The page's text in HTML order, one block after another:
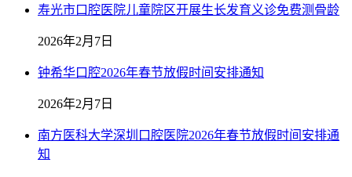
寿光市口腔医院儿童院区开展生长发育义诊免费测骨龄
2026年2月7日
钟希华口腔2026年春节放假时间安排通知
2026年2月7日
南方医科大学深圳口腔医院2026年春节放假时间安排通
知